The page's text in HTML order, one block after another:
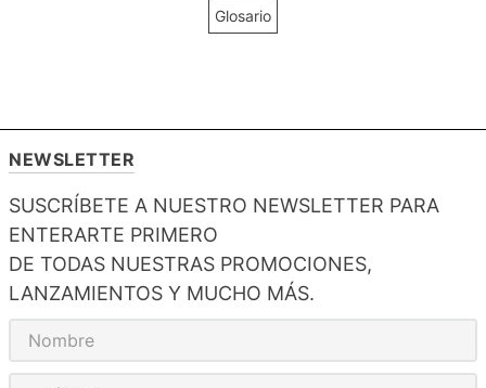
Glosario
NEWSLETTER
SUSCRÍBETE A NUESTRO NEWSLETTER PARA
ENTERARTE PRIMERO
DE TODAS NUESTRAS PROMOCIONES,
LANZAMIENTOS Y MUCHO MÁS.